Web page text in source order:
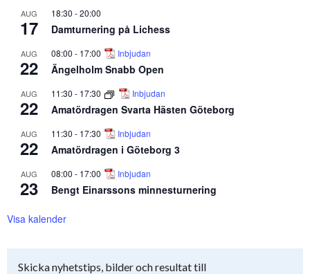
AUG
17
18:30 -20:00
Damturnering på Lichess
AUG
22
08:00 - 17:00 Inbjudan
Ängelholm Snabb Open
AUG
22
11:30 - 17:30 Inbjudan
Amatördragen Svarta Hästen Göteborg
AUG
22
11:30 - 17:30 Inbjudan
Amatördragen i Göteborg 3
AUG
23
08:00 - 17:00 Inbjudan
Bengt Einarssons minnesturnering
Visa kalender
Skicka nyhetstips, bilder och resultat till